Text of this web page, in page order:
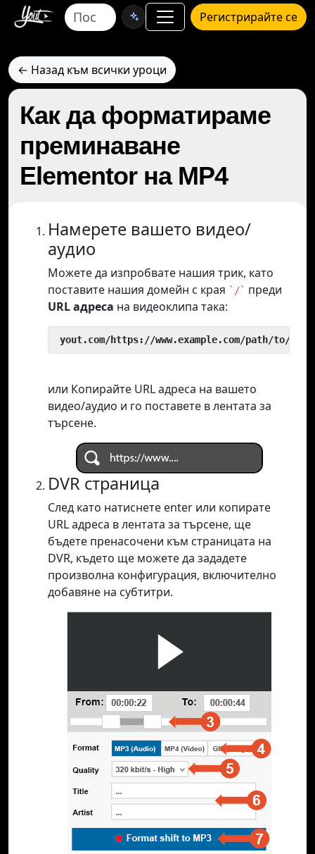
Регистрирайте се
← Назад към всички уроци
Как да форматираме
преминаване
Elementor на MP4
Намерете вашето видео/
аудио
Можете да изпробвате нашия трик, като
поставите нашия домейн с края `/` преди
URL адреса на видеоклипа така:
yout.com/https://www.example.com/path/to/
или Копирайте URL адреса на вашето
видео/аудио и го поставете в лентата за
търсене.
DVR страница
След като натиснете enter или копирате
URL адреса в лентата за търсене, ще
бъдете пренасочени към страницата на
DVR, където ще можете да зададете
произволна конфигурация, включително
добавяне на субтитри.